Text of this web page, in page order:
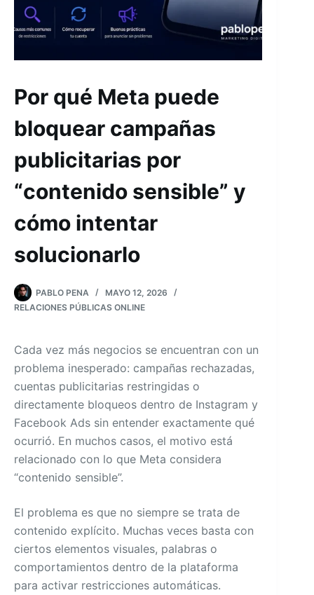
Por qué Meta puede
bloquear campañas
publicitarias por
“contenido sensible” y
cómo intentar
solucionarlo
PABLO PENA
MAYO 12, 2026
RELACIONES PÚBLICAS ONLINE
Cada vez más negocios se encuentran con un
problema inesperado: campañas rechazadas,
cuentas publicitarias restringidas o
directamente bloqueos dentro de Instagram y
Facebook Ads sin entender exactamente qué
ocurrió. En muchos casos, el motivo está
relacionado con lo que Meta considera
“contenido sensible”.
El problema es que no siempre se trata de
contenido explícito. Muchas veces basta con
ciertos elementos visuales, palabras o
comportamientos dentro de la plataforma
para activar restricciones automáticas.